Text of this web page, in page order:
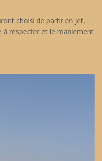
choisi de partir en Jet,
à respecter et le maniement